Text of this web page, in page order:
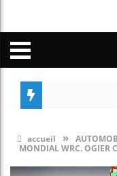
accueil »
MONDIAL WRC. OGIER